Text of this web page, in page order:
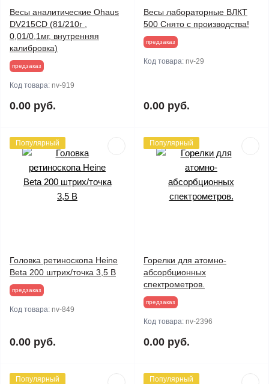
Весы аналитические Ohaus
DV215CD (81/210г ,
0,01/0,1мг, внутренняя
калибровка)
предзаказ
Код товара: nv-919
0.00 руб.
Весы лабораторные ВЛКТ
500 Снято с производства!
предзаказ
Код товара: nv-29
0.00 руб.
Популярный
Головка ретиноскопа Heine
Beta 200 штрих/точка 3,5 В
предзаказ
Код товара: nv-849
0.00 руб.
Популярный
Горелки для атомно-
абсорбционных
спектрометров.
предзаказ
Код товара: nv-2396
0.00 руб.
Популярный Популярный